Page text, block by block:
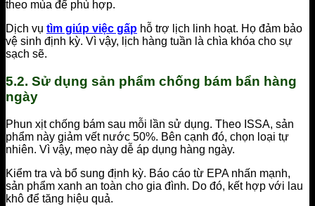
theo mùa để phù hợp.
Dịch vụ tìm giúp việc gấp hỗ trợ lịch linh hoạt. Họ đảm bảo
vệ sinh định kỳ. Vì vậy, lịch hàng tuần là chìa khóa cho sự
sạch sẽ.
5.2. Sử dụng sản phẩm chống bám bẩn hàng
ngày
Phun xịt chống bám sau mỗi lần sử dụng. Theo ISSA, sản
phẩm này giảm vết nước 50%. Bên cạnh đó, chọn loại tự
nhiên. Vì vậy, mẹo này dễ áp dụng hàng ngày.
Kiểm tra và bổ sung định kỳ. Báo cáo từ EPA nhấn mạnh,
sản phẩm xanh an toàn cho gia đình. Do đó, kết hợp với lau
khô để tăng hiệu quả.